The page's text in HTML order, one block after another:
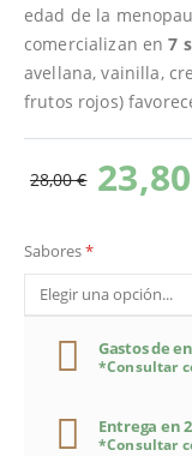
edad de la
comercializan en7
avellana, vainilla,
frutos rojos)
28,00 €
Sabores
Gastos de
*Consultar
Entrega en
*Consultar